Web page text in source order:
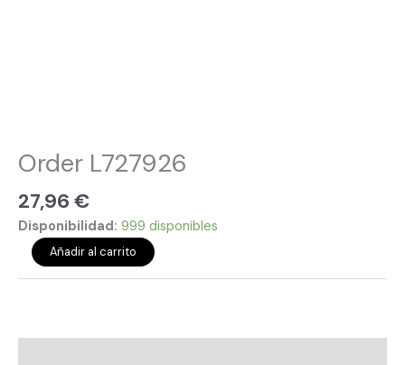
Order L727926
27,96 €
Disponibilidad: 999 disponibles
Añadir al carrito